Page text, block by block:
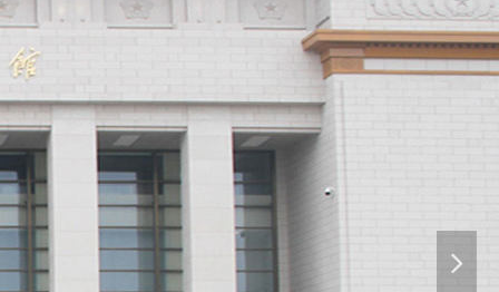
넲
解决方案 合作伙伴 联系我们